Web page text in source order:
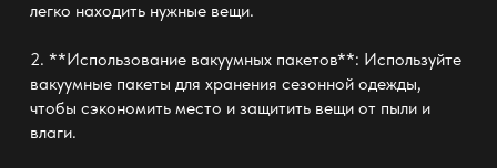
легко находить нужные вещи.
2. **Использование вакуумных пакетов**: Используйте
вакуумные пакеты для хранения сезонной одежды,
чтобы сэкономить место и защитить вещи от пыли и
влаги.